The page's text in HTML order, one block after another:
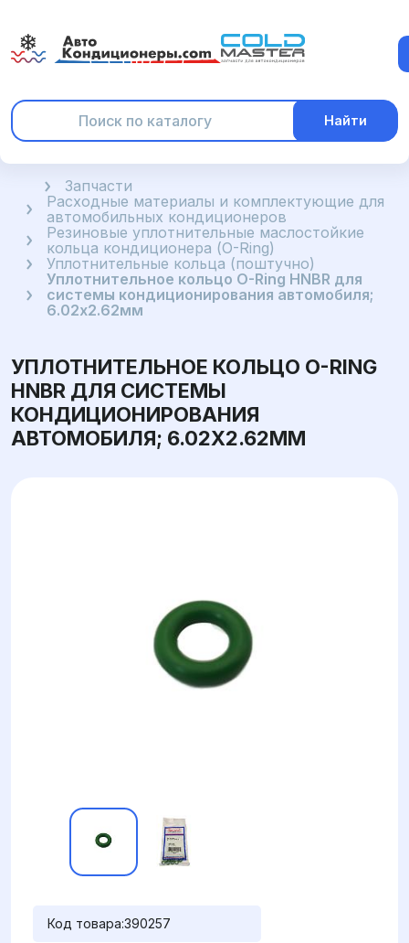
Найти
ГлавнаяЗапчасти
Расходные материалы и комплектующие для
автомобильных кондиционеров
Резиновые уплотнительные маслостойкие
кольца кондиционера (O-Ring)
Уплотнительные кольца (поштучно)
Уплотнительное кольцо O-Ring HNBR для
системы кондиционирования автомобиля;
6.02x2.62мм
УПЛОТНИТЕЛЬНОЕ КОЛЬЦО O-RING
HNBR ДЛЯ СИСТЕМЫ
КОНДИЦИОНИРОВАНИЯ
АВТОМОБИЛЯ; 6.02X2.62ММ
Код товара:390257